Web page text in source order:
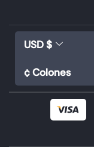
USD $
¢ Colones